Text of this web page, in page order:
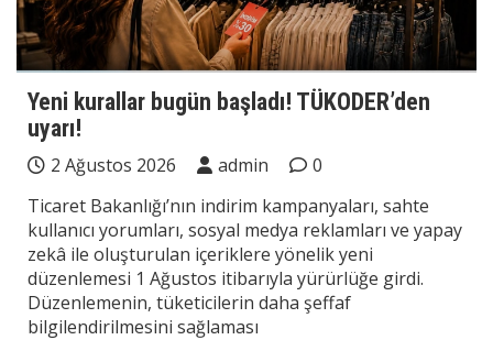
Yeni kurallar bugün başladı! TÜKODER’den
uyarı!
2 Ağustos 2026 admin
0
Ticaret Bakanlığı’nın indirim kampanyaları, sahte
kullanıcı yorumları, sosyal medya reklamları ve yapay
zekâ ile oluşturulan içeriklere yönelik yeni
düzenlemesi 1 Ağustos itibarıyla yürürlüğe girdi.
Düzenlemenin, tüketicilerin daha şeffaf
bilgilendirilmesini sağlaması